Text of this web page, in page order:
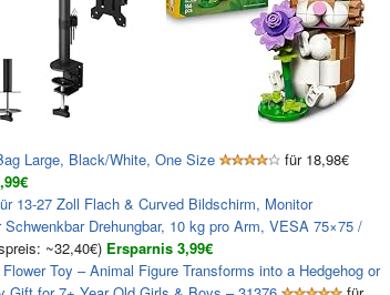
Large, Black/White, One Size
für 18,98€
13-27 Zoll Flach & Curved Bildschirm, Monitor
Drehungbar, 10 kg pro Arm, VESA 75×75 /
~32,40€) Ersparnis 3,99€
Toy – Animal Figure Transforms into a Hedgehog or